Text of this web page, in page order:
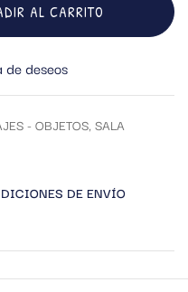
AL CARRITO
de deseos
- OBJETOS, SALA
DE ENVÍO